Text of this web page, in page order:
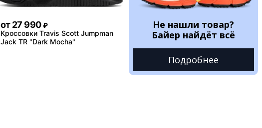
от 27 990 ₽
Кроссовки Travis Scott Jumpman
Jack TR "Dark Mocha"
Не нашли товар?
Байер найдёт всё
Подробнее